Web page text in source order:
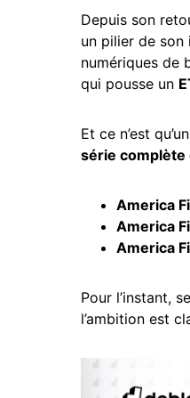
Depuis son
un pilier de son
numériques de
qui pousse un
Et ce n’est
série complète
America
America
America
Pour l’instant,
l’ambition est